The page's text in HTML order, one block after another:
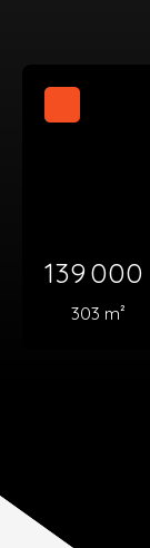
139 000
303 m²